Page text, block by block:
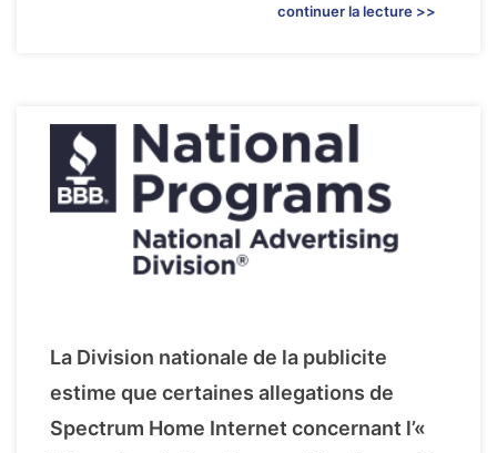
continuer la lecture >>
La Division nationale de la publicite
estime que certaines allegations de
Spectrum Home Internet concernant l’«